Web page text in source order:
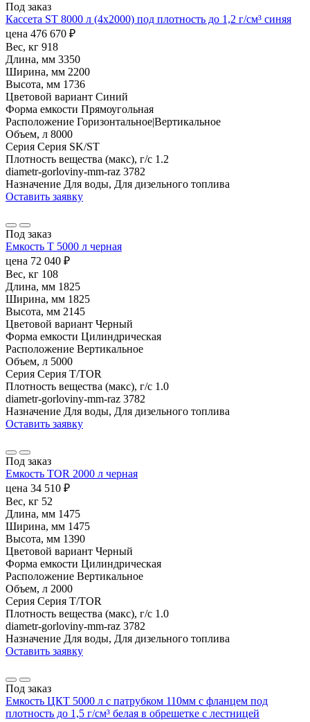
Под заказ
Кассета ST 8000 л (4х2000) под плотность до 1,2 г/см³ синяя
цена 476 670 ₽
Вес, кг 918
Длина, мм 3350
Ширина, мм 2200
Высота, мм 1736
Цветовой вариант Синий
Форма емкости Прямоугольная
Расположение Горизонтальное|Вертикальное
Объем, л 8000
Серия Серия SK/ST
Плотность вещества (макс), г/с 1.2
diametr-gorloviny-mm-raz 3782
Назначение Для воды, Для дизельного топлива
Оставить заявку
Под заказ
Емкость T 5000 л черная
цена 72 040 ₽
Вес, кг 108
Длина, мм 1825
Ширина, мм 1825
Высота, мм 2145
Цветовой вариант Черный
Форма емкости Цилиндрическая
Расположение Вертикальное
Объем, л 5000
Серия Серия T/TOR
Плотность вещества (макс), г/с 1.0
diametr-gorloviny-mm-raz 3782
Назначение Для воды, Для дизельного топлива
Оставить заявку
Под заказ
Емкость TOR 2000 л черная
цена 34 510 ₽
Вес, кг 52
Длина, мм 1475
Ширина, мм 1475
Высота, мм 1390
Цветовой вариант Черный
Форма емкости Цилиндрическая
Расположение Вертикальное
Объем, л 2000
Серия Серия T/TOR
Плотность вещества (макс), г/с 1.0
diametr-gorloviny-mm-raz 3782
Назначение Для воды, Для дизельного топлива
Оставить заявку
Под заказ
Емкость ЦКТ 5000 л с патрубком 110мм с фланцем под
плотность до 1,5 г/см³ белая в обрешетке с лестницей